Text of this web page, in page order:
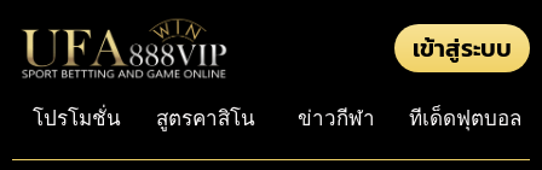
เข้าสู่ระบบ
โปรโมชั่น สูตรคาสิโน ข่าวกีฬา ทีเด็ดฟุตบอล